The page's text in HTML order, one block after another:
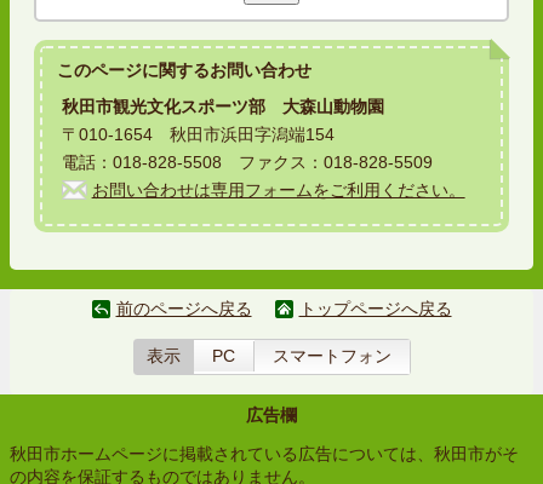
このページに関するお問い合わせ
秋田市観光文化スポーツ部 大森山動物園
〒010-1654 秋田市浜田字潟端154
電話：018-828-5508 ファクス：018-828-5509
お問い合わせは専用フォームをご利用ください。
前のページへ戻る トップページへ戻る
表示 PC スマートフォン
広告欄
秋田市ホームページに掲載されている広告については、秋田市がそ
の内容を保証するものではありません。